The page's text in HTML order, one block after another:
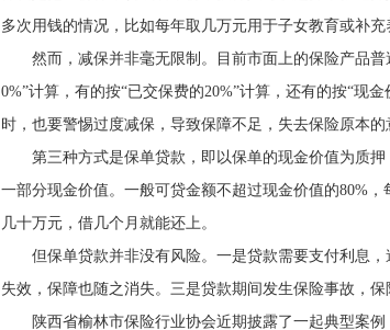
多次用钱的情况，比如每年取几万元用于子女教育或补充
然而，减保并非毫无限制。目前市面上的保险产品
0%”计算，有的按“已交保费的20%”计算，还有的按“现
时，也要警惕过度减保，导致保障不足，失去保险原本的
第三种方式是保单贷款，即以保单的现金价值为质
一部分现金价值。一般可贷金额不超过现金价值的80%
几十万元，借几个月就能还上。
但保单贷款并非没有风险。一是贷款需要支付利息
失效，保障也随之消失。三是贷款期间发生保险事故，
陕西省榆林市保险行业协会近期披露了一起典型案